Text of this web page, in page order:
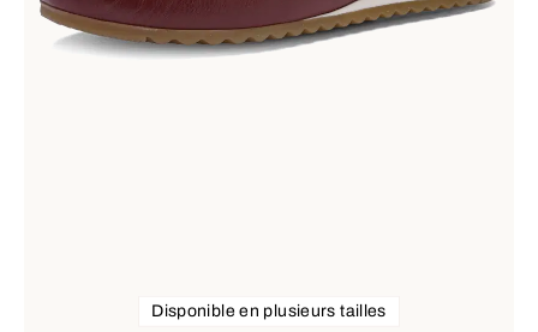
Disponible en plusieurs tailles